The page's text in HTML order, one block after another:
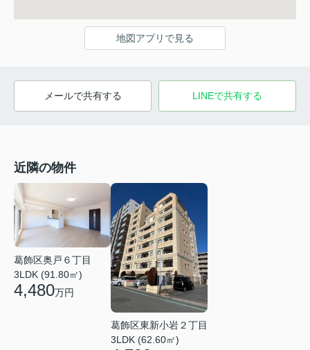
地図アプリで見る
メールで共有する LINEで共有する
近隣の物件
葛飾区奥戸６丁目
3LDK (91.80㎡)
4,480万円
葛飾区東新小岩２丁目
3LDK (62.60㎡)